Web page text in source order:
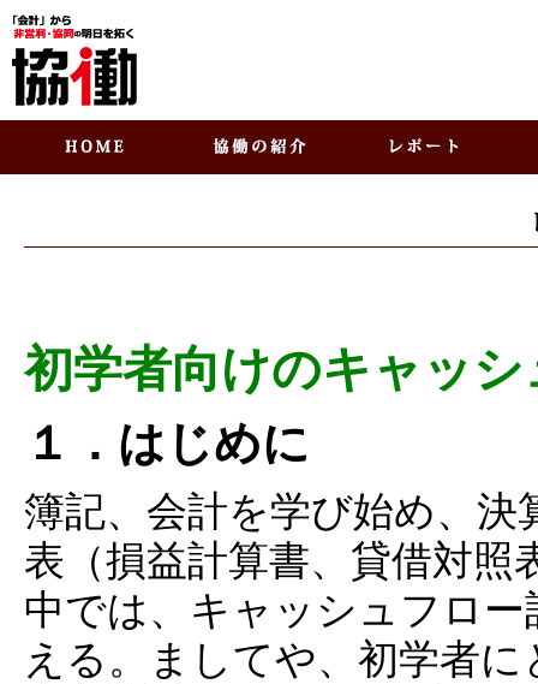
初学者向けのキャッ
１．はじめに
簿記、会計を学び始め、
表（損益計算書、貸借対
中では、キャッシュフロ
える。ましてや、初学者